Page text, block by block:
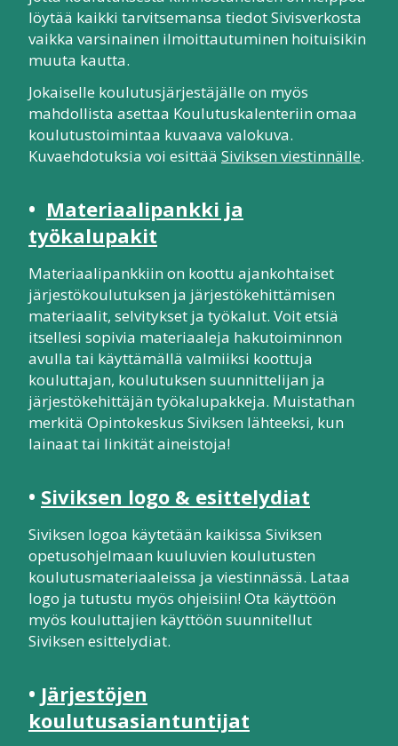
löytää kaikki tarvitsemansa tiedot Sivisverkosta
vaikka varsinainen ilmoittautuminen hoituisikin
muuta kautta.
Jokaiselle koulutusjärjestäjälle on myös
mahdollista asettaa Koulutuskalenteriin omaa
koulutustoimintaa kuvaava valokuva.
Kuvaehdotuksia voi esittää Siviksen viestinnälle.
• Materiaalipankki ja
työkalupakit
Materiaalipankkiin on koottu ajankohtaiset
järjestökoulutuksen ja järjestökehittämisen
materiaalit, selvitykset ja työkalut. Voit etsiä
itsellesi sopivia materiaaleja hakutoiminnon
avulla tai käyttämällä valmiiksi koottuja
kouluttajan, koulutuksen suunnittelijan ja
järjestökehittäjän työkalupakkeja. Muistathan
merkitä Opintokeskus Siviksen lähteeksi, kun
lainaat tai linkität aineistoja!
• Siviksen logo & esittelydiat
Siviksen logoa käytetään kaikissa Siviksen
opetusohjelmaan kuuluvien koulutusten
koulutusmateriaaleissa ja viestinnässä. Lataa
logo ja tutustu myös ohjeisiin! Ota käyttöön
myös kouluttajien käyttöön suunnitellut
Siviksen esittelydiat.
• Järjestöjen
koulutusasiantuntijat